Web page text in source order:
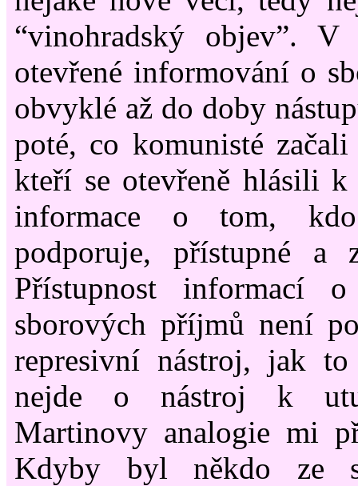
“vinohradský objev”.
otevřené informování o
obvyklé až do doby
poté, co komunisté
kteří se otevřeně hlásili
informace o tom,
podporuje, přístupné a
Přístupnost informací
sborových příjmů není
represivní nástroj, jak
nejde o nástroj k
Martinovy analogie mi
Kdyby byl někdo ze